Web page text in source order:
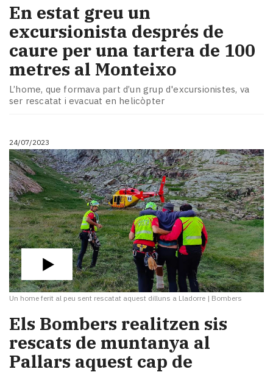
En estat greu un
excursionista després de
caure per una tartera de 100
metres al Monteixo
L’home, que formava part d’un grup d'excursionistes, va
ser rescatat i evacuat en helicòpter
24/07/2023
Un home ferit al peu sent rescatat aquest dilluns a Lladorre | Bombers
Els Bombers realitzen sis
rescats de muntanya al
Pallars aquest cap de